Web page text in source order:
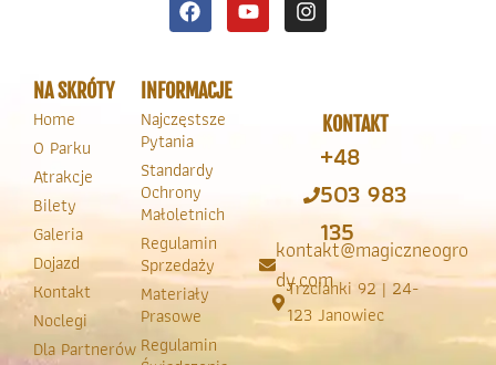
NA SKRÓTY
Home
O Parku
Atrakcje
Bilety
Galeria
Dojazd
Kontakt
Noclegi
Dla Partnerów
INFORMACJE
Najczęstsze
Pytania
Standardy
Ochrony
Małoletnich
Regulamin
Sprzedaży
Materiały
Prasowe
Regulamin
KONTAKT
+48
503 983
135
kontakt@magiczneogro
dy.com
Trzcianki 92 | 24-
123 Janowiec